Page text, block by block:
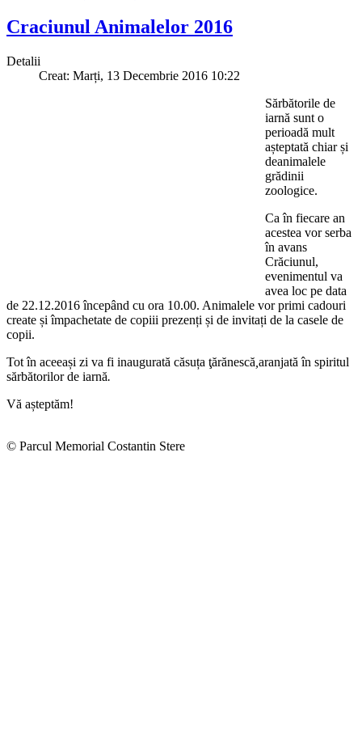
Craciunul Animalelor 2016
Detalii
Creat: Marți, 13 Decembrie 2016 10:22
Sărbătorile de
iarnă sunt o
perioadă mult
așteptată chiar și
deanimalele
grădinii
zoologice.
Ca în fiecare an
acestea vor serba
în avans
Crăciunul,
evenimentul va
avea loc pe data
de 22.12.2016 începând cu ora 10.00. Animalele vor primi cadouri
create și împachetate de copiii prezenți și de invitați de la casele de
copii.
Tot în aceeași zi va fi inaugurată căsuța ţărănescă aranjatăîn spiritul
sărbătorilor de iarnă.
Vă așteptăm!
© Parcul Memorial Costantin Stere